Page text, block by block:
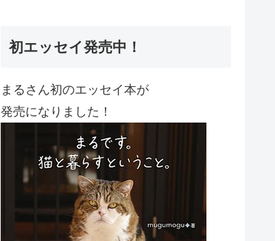
初エッセイ発売中！
まるさん初のエッセイ本が
発売になりました！